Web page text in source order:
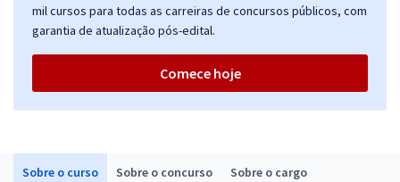
Sobre o curso Sobre o concurso Sobre o cargo
mil cursos para todas as carreiras de concursos públicos, com
garantia de atualização pós-edital.
Comece hoje